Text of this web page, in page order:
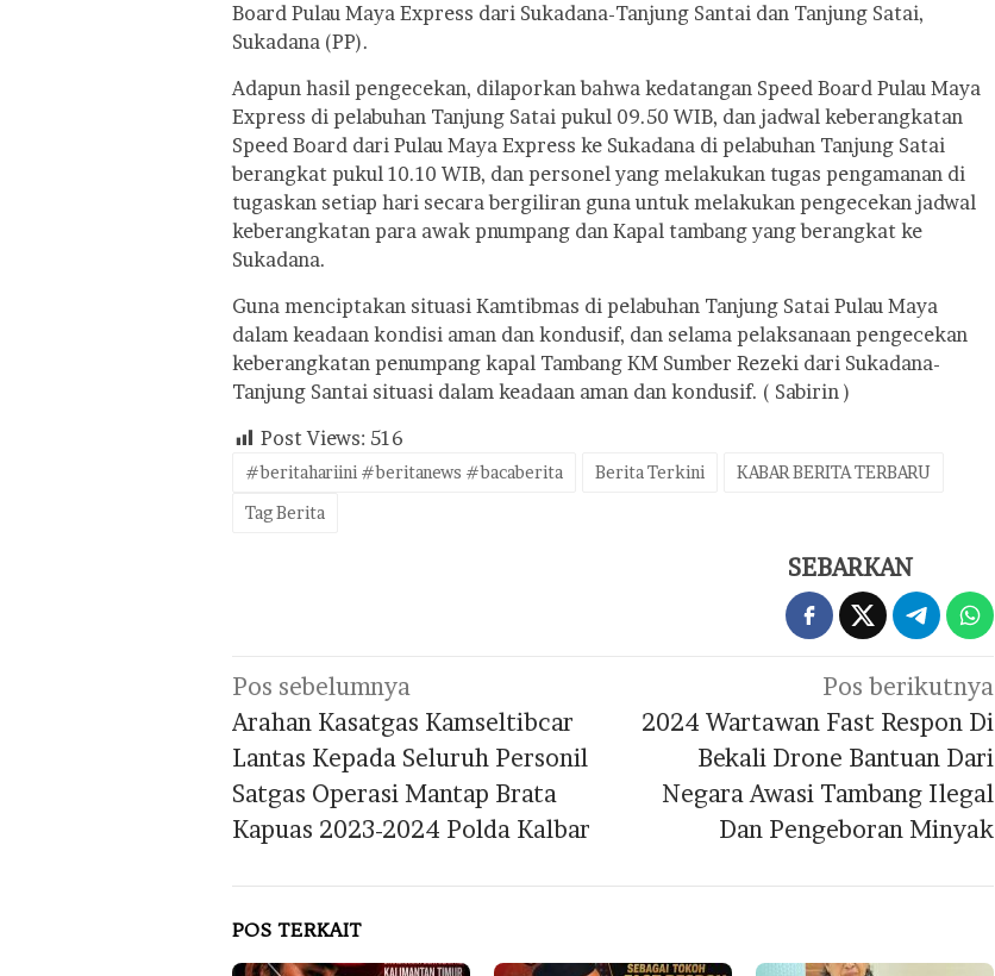
Board Pulau Maya Express dari Sukadana-Tanjung Santai dan Tanjung Satai,
Sukadana (PP).
Adapun hasil pengecekan, dilaporkan bahwa kedatangan Speed Board Pulau Maya
Express di pelabuhan Tanjung Satai pukul 09.50 WIB, dan jadwal keberangkatan
Speed Board dari Pulau Maya Express ke Sukadana di pelabuhan Tanjung Satai
berangkat pukul 10.10 WIB, dan personel yang melakukan tugas pengamanan di
tugaskan setiap hari secara bergiliran guna untuk melakukan pengecekan jadwal
keberangkatan para awak pnumpang dan Kapal tambang yang berangkat ke
Sukadana.
Guna menciptakan situasi Kamtibmas di pelabuhan Tanjung Satai Pulau Maya
dalam keadaan kondisi aman dan kondusif, dan selama pelaksanaan pengecekan
keberangkatan penumpang kapal Tambang KM Sumber Rezeki dari Sukadana-
Tanjung Santai situasi dalam keadaan aman dan kondusif. ( Sabirin )
Post Views: 516
#beritahariini #beritanews #bacaberita Berita Terkini
KABAR BERITA TERBARU
Tag Berita
SEBARKAN
Navigasi
pos
Pos sebelumnya
Arahan Kasatgas Kamseltibcar
Lantas Kepada Seluruh Personil
Satgas Operasi Mantap Brata
Kapuas 2023-2024 Polda Kalbar
Pos berikutnya
2024 Wartawan Fast Respon Di
Bekali Drone Bantuan Dari
Negara Awasi Tambang Ilegal
Dan Pengeboran Minyak
POS TERKAIT